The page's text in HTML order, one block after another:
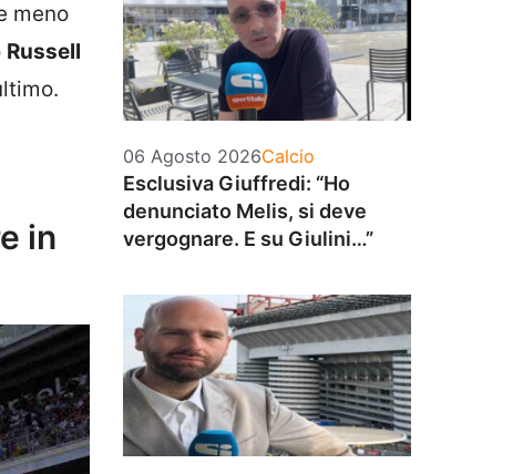
meno
Russell
in
06 Agosto 2026Categorie
Calcio
Esclusiva Giuffredi: “Ho
denunciato Melis, si deve
vergognare. E su Giulini…”